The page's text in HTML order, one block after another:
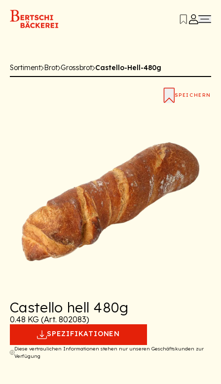
Sortiment Brot Grossbrot Castello-Hell-480g
SPEICHERN
Castello hell 480g
0.48 KG (Art. 802083)
SPEZIFIKATIONEN
Diese vertraulichen Informationen stehen nur unseren Geschäftskunden zur
Verfügung